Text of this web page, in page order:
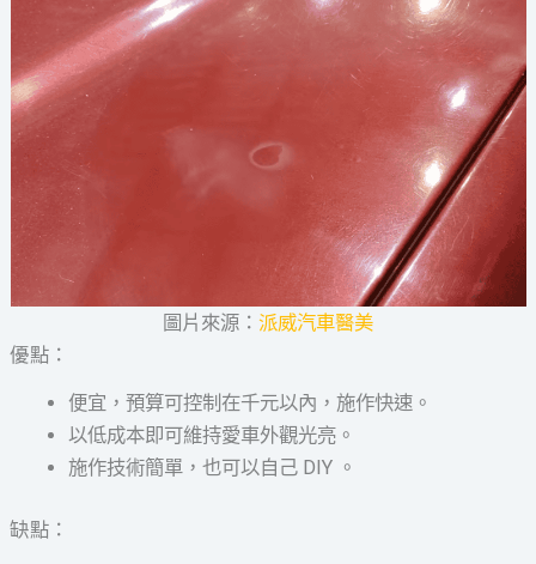
圖片來源： 派威汽車醫美
優點：
便宜，預算可控制在千元以內，施作快速。
以低成本即可維持愛車外觀光亮。
施作技術簡單，也可以自己 DIY 。
缺點：